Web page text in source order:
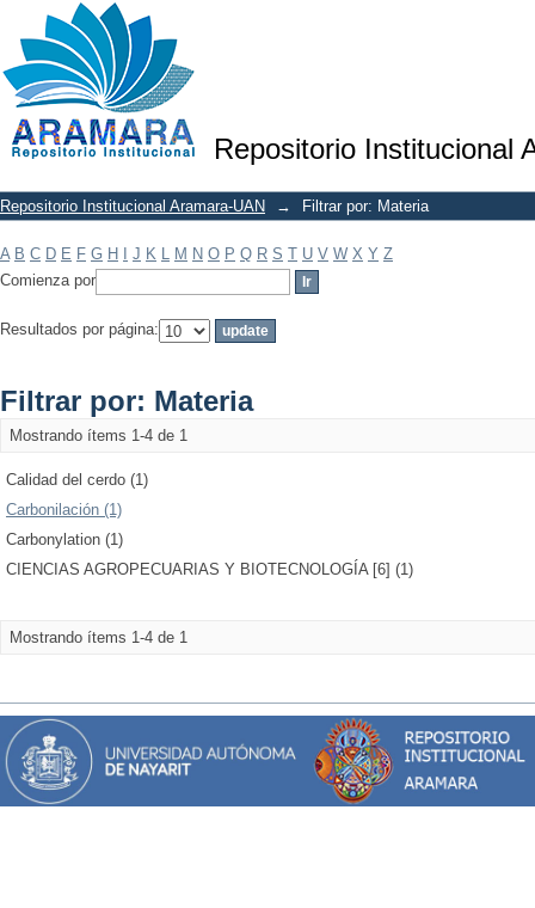
Repositorio Institucional
Filtrar por: Materia
Repositorio Institucional Aramara-UAN → Filtrar por: Materia
A B C D E F G H J K L M N O P Q R S T U V W X Y Z
Comienza por
Resultados por página:
Filtrar por: Materia
Mostrando ítems 1-4 de 1
Calidad del cerdo (1)
Carbonilación (1)
Carbonylation (1)
CIENCIAS AGROPECUARIAS Y BIOTECNOLOGÍA [6] (1)
Mostrando ítems 1-4 de 1